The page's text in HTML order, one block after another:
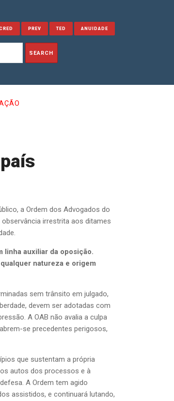
PREV TED ANUIDADE
a Ordem dos Advogados do
irrestrita aos ditames
linha auxiliar da oposição.
natureza e origem
sem trânsito em julgado,
devem ser adotadas com
A OAB não avalia a culpa
se precedentes perigosos,
que sustentam a própria
autos dos processos e à
A Ordem tem agido
assistidos, e continuará lutando,